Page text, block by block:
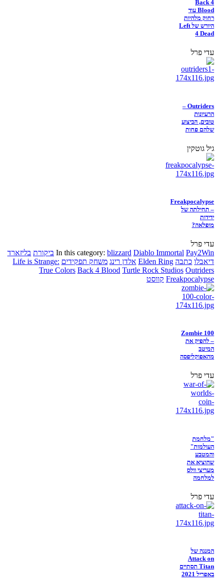
Back 4
Blood עוד
רחוק מלהיות
היורש של Left
4 Dead
עדי פרל
Outriders –
הרעיונות
טובים, הביצוע
שלהם פחות
גיל גוטקין
Freakpocalypse
– תחילתה של
ידידות
מופלאה?
עדי פרל
In this category: blizzard Diablo Immortal Pay2Win ביקורת בליזארד
דיאבלו כתבה Elden Ring אלדן רינג משחק תפקידים Life is Strange:
True Colors Back 4 Blood Turtle Rock Studios Outriders
Freakpocalypse קווסט
Zombie 100
– להפיק את
המיטב
מהאפוקליפסה
עדי פרל
"מלחמת
העולמות"
והמטבע
שהוציא את
מעריצי וולס
למלחמה
עדי פרל
המנגה של
Attack on
Titan תסתיים
באפריל 2021